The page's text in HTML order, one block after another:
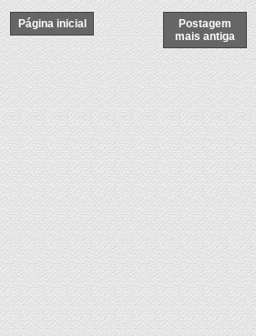
Postagem
mais antiga
Página inicial